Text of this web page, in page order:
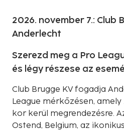
2026. november 7.: Club
Anderlecht
Szerezd meg a Pro
és légy részese az
Club Brugge KV fogadja
League mérkőzésen, amely
kor kerül megrendezésre.
Ostend, Belgium, az